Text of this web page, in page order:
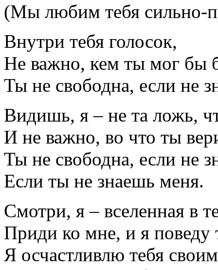
(Мы любим тебя сильно-
Внутри тебя голосок,
Не важно, кем ты мог бы
Ты не свободна, если не
Видишь, я – не та ложь,
И не важно, во что ты
Ты не свободна, если не
Если ты не знаешь меня.
Смотри, я – вселенная в
Приди ко мне, и я поведу
Я осчастливлю тебя